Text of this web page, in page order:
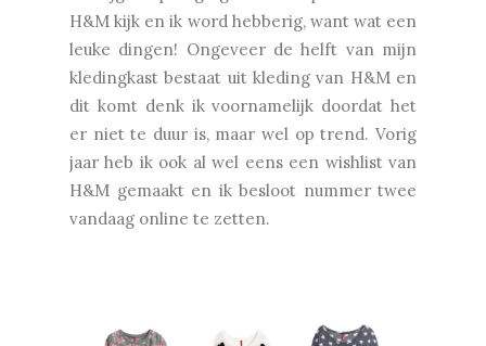
H&M kijk en ik word hebberig, want wat een
leuke dingen! Ongeveer de helft van mijn
kledingkast bestaat uit kleding van H&M en
dit komt denk ik voornamelijk doordat het
er niet te duur is, maar wel op trend. Vorig
jaar heb ik ook al wel eens een wishlist van
H&M gemaakt en ik besloot nummer twee
vandaag online te zetten.